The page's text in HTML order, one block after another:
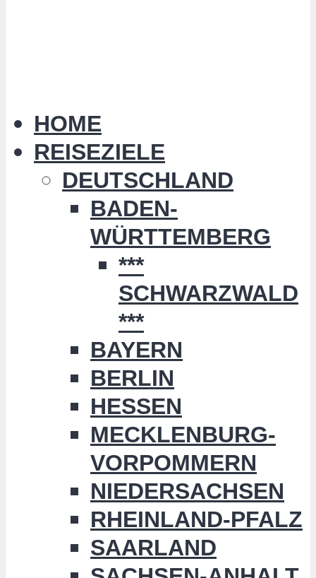
HOME
REISEZIELE
DEUTSCHLAND
BADEN-
WÜRTTEMBERG
***
SCHWARZWALD
***
BAYERN
BERLIN
HESSEN
MECKLENBURG-
VORPOMMERN
NIEDERSACHSEN
RHEINLAND-PFALZ
SAARLAND